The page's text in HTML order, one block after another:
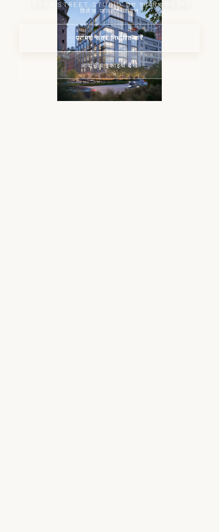
LEROY STREET STUDIO द्वारा पुनर्परिभाषित वेस्ट
विलेज जलतट जीवन
परामर्श सत्र निर्धारित करें
आवासीय इकाइयाँ देखें